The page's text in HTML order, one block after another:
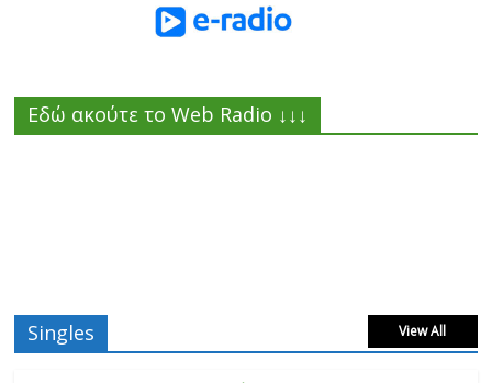
Εδώ ακούτε το Web Radio ↓↓↓
Singles View All